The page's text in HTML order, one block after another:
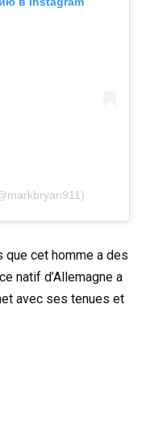
que cet homme a des
natif d’Allemagne a
avec ses tenues et